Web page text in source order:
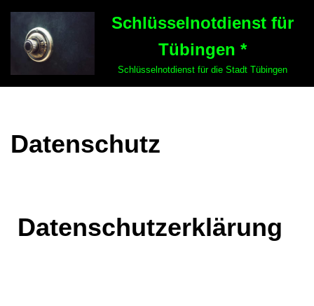
Zum
Inhalt
Schlüsselnotdienst für
Tübingen *
Schlüsselnotdienst für die Stadt Tübingen
Datenschutz
Datenschutzerklärung